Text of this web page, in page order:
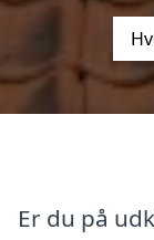
Er du på